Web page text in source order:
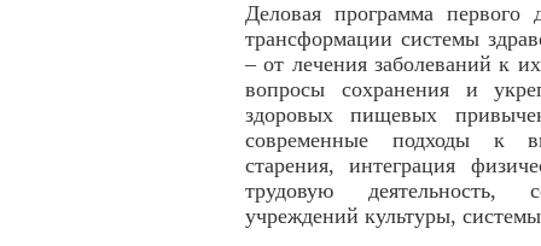
Деловая программа первого
трансформации системы
– от лечения заболеваний к
вопросы сохранения и
здоровых пищевых
современные подходы к
старения, интеграция
трудовую деятельность,
учреждений культуры,